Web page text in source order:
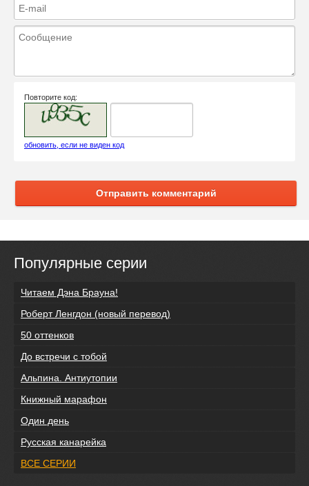
Повторите код:
обновить, если не виден код
Отправить комментарий
Популярные серии
Читаем Дэна Брауна!
Роберт Ленгдон (новый перевод)
50 оттенков
До встречи с тобой
Альпина. Антиутопии
Книжный марафон
Один день
Русская канарейка
ВСЕ СЕРИИ